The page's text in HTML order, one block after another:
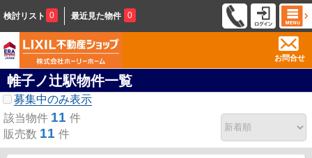
検討リスト 0 最近見た物件 0
お問合せ
帷子ノ辻駅物件一覧
募集中のみ表示
該当物件 11 件
販売数 11 件